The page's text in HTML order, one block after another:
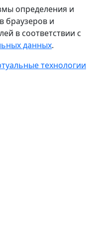
определения и
браузеров и
в соответствии с
данных.
технологии